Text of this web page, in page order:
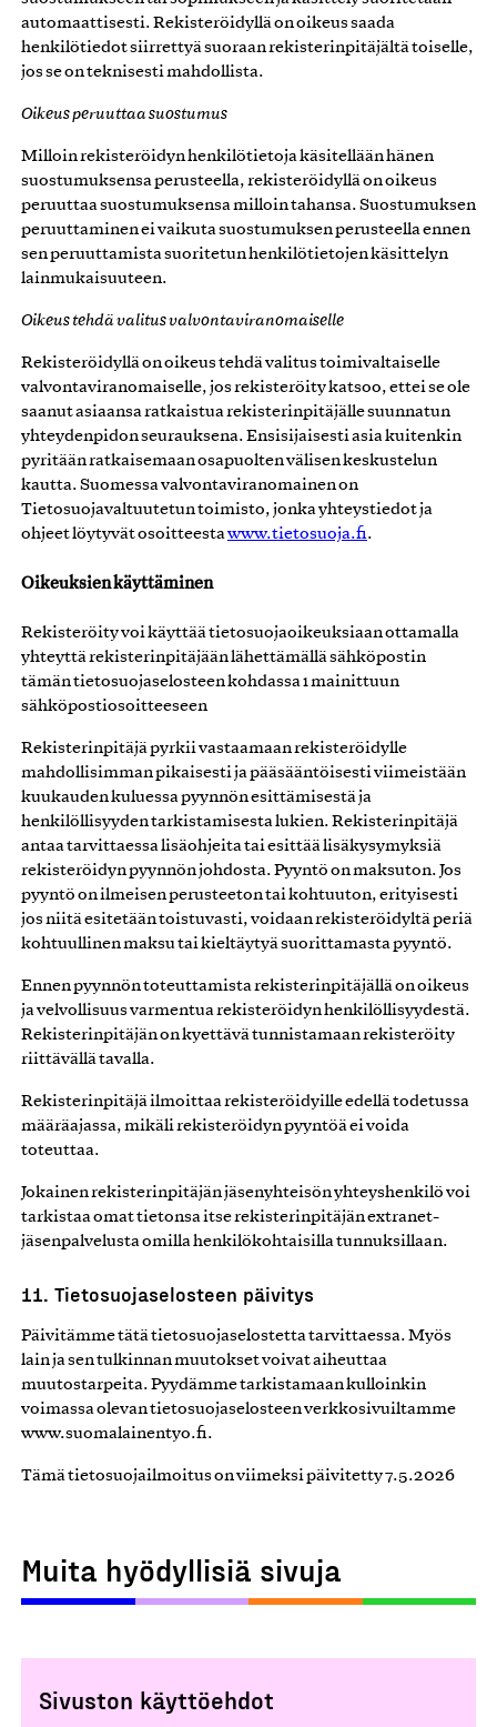
automaattisesti. Rekisteröidyllä on oikeus saada
henkilötiedot siirrettyä suoraan rekisterinpitäjältä toiselle,
jos se on teknisesti mahdollista.
Oikeus peruuttaa suostumus
Milloin rekisteröidyn henkilötietoja käsitellään hänen
suostumuksensa perusteella, rekisteröidyllä on oikeus
peruuttaa suostumuksensa milloin tahansa. Suostumuksen
peruuttaminen ei vaikuta suostumuksen perusteella ennen
sen peruuttamista suoritetun henkilötietojen käsittelyn
lainmukaisuuteen.
Oikeus tehdä valitus valvontaviranomaiselle
Rekisteröidyllä on oikeus tehdä valitus toimivaltaiselle
valvontaviranomaiselle, jos rekisteröity katsoo, ettei se ole
saanut asiaansa ratkaistua rekisterinpitäjälle suunnatun
yhteydenpidon seurauksena. Ensisijaisesti asia kuitenkin
pyritään ratkaisemaan osapuolten välisen keskustelun
kautta. Suomessa valvontaviranomainen on
Tietosuojavaltuutetun toimisto, jonka yhteystiedot ja
ohjeet löytyvät osoitteestawww.tietosuoja.fi.
Oikeuksien käyttäminen
Rekisteröity voi käyttää tietosuojaoikeuksiaan ottamalla
yhteyttä rekisterinpitäjään lähettämällä sähköpostin
tämän tietosuojaselosteen kohdassa 1 mainittuun
sähköpostiosoitteeseen
Rekisterinpitäjä pyrkii vastaamaan rekisteröidylle
mahdollisimman pikaisesti ja pääsääntöisesti viimeistään
kuukauden kuluessa pyynnön esittämisestä ja
henkilöllisyyden tarkistamisesta lukien. Rekisterinpitäjä
antaa tarvittaessa lisäohjeita tai esittää lisäkysymyksiä
rekisteröidyn pyynnön johdosta. Pyyntö on maksuton. Jos
pyyntö on ilmeisen perusteeton tai kohtuuton, erityisesti
jos niitä esitetään toistuvasti, voidaan rekisteröidyltä periä
kohtuullinen maksu tai kieltäytyä suorittamasta pyyntö.
Ennen pyynnön toteuttamista rekisterinpitäjällä on oikeus
ja velvollisuus varmentua rekisteröidyn henkilöllisyydestä.
Rekisterinpitäjän on kyettävä tunnistamaan rekisteröity
riittävällä tavalla.
Rekisterinpitäjä ilmoittaa rekisteröidyille edellä todetussa
määräajassa, mikäli rekisteröidyn pyyntöä ei voida
toteuttaa.
Jokainen rekisterinpitäjän jäsenyhteisön yhteyshenkilö voi
tarkistaa omat tietonsa itse rekisterinpitäjän extranet-
jäsenpalvelusta omilla henkilökohtaisilla tunnuksillaan.
11. Tietosuojaselosteen päivitys
Päivitämme tätä tietosuojaselostetta tarvittaessa. Myös
lain ja sen tulkinnan muutokset voivat aiheuttaa
muutostarpeita. Pyydämme tarkistamaan kulloinkin
voimassa olevan tietosuojaselosteen verkkosivuiltamme
www.suomalainentyo.fi.
Tämä tietosuojailmoitus on viimeksi päivitetty 7.5.2026
Muita hyödyllisiä sivuja
Sivuston käyttöehdot